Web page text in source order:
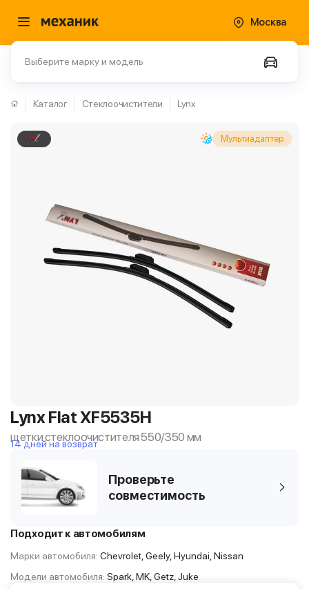
Москва
Выберите марку и модель
Каталог Стеклоочистители Lynx
Мультиадаптер
Lynx Flat XF5535H
щетки стеклоочистителя 550/350 мм
14 дней на возврат
Проверьте
совместимость
Подходит к автомобилям
Марки автомобиля: Chevrolet, Geely, Hyundai, Nissan
Модели автомобиля: Spark, MK, Getz, Juke